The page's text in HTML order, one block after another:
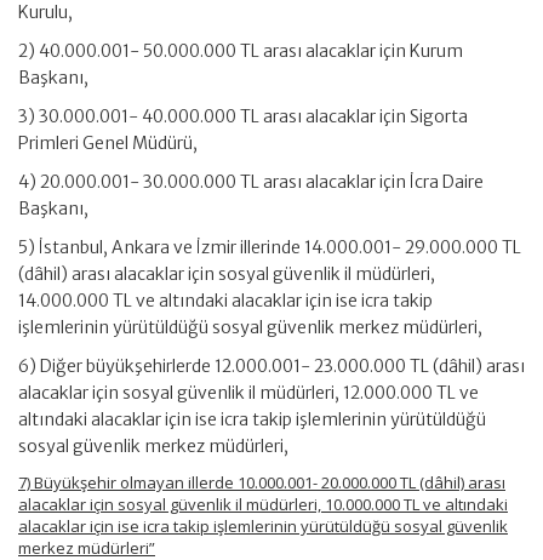
Kurulu,
2) 40.000.001- 50.000.000 TL arası alacaklar için Kurum
Başkanı,
3) 30.000.001- 40.000.000 TL arası alacaklar için Sigorta
Primleri Genel Müdürü,
4) 20.000.001- 30.000.000 TL arası alacaklar için İcra Daire
Başkanı,
5) İstanbul, Ankara ve İzmir illerinde 14.000.001- 29.000.000 TL
(dâhil) arası alacaklar için sosyal güvenlik il müdürleri,
14.000.000 TL ve altındaki alacaklar için ise icra takip
işlemlerinin yürütüldüğü sosyal güvenlik merkez müdürleri,
6) Diğer büyükşehirlerde 12.000.001- 23.000.000 TL (dâhil) arası
alacaklar için sosyal güvenlik il müdürleri, 12.000.000 TL ve
altındaki alacaklar için ise icra takip işlemlerinin yürütüldüğü
sosyal güvenlik merkez müdürleri,
7) Büyükşehir olmayan illerde 10.000.001- 20.000.000 TL (dâhil) arası
alacaklar için sosyal güvenlik il müdürleri, 10.000.000 TL ve altındaki
alacaklar için ise icra takip işlemlerinin yürütüldüğü sosyal güvenlik
merkez müdürleri”